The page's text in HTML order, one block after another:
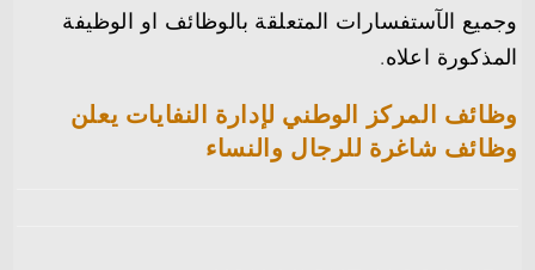
وجميع الآستفسارات المتعلقة بالوظائف او الوظيفة
المذكورة اعلاه.
وظائف المركز الوطني لإدارة النفايات يعلن
وظائف شاغرة للرجال والنساء